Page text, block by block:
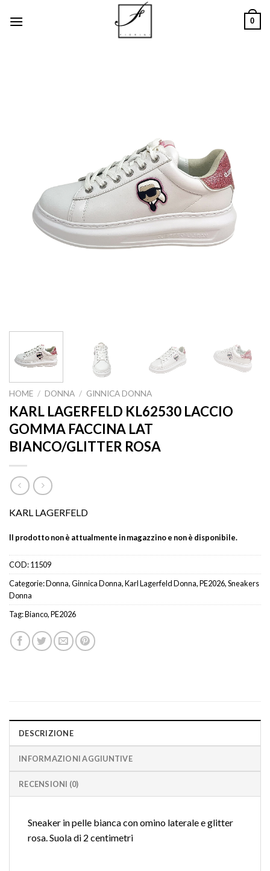
0
HOME / DONNA / GINNICA DONNA
KARL LAGERFELD KL62530 LACCIO
GOMMA FACCINA LAT
BIANCO/GLITTER ROSA
KARL LAGERFELD
Il prodotto non è attualmente in magazzino e non è disponibile.
COD:11509
Categorie:Donna,Ginnica Donna,Karl Lagerfeld Donna,PE2026,Sneakers
Donna
Tag:Bianco,PE2026
DESCRIZIONE
INFORMAZIONI AGGIUNTIVE
RECENSIONI (0)
Sneaker in pelle bianca con omino laterale e glitter
rosa. Suola di 2 centimetri